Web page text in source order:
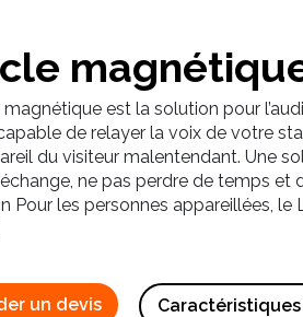
est la solution pour
de relayer la voix de votre
du visiteur malentendant. Une
ne pas perdre de temps et
Pour les personnes appareillées, le
un devis